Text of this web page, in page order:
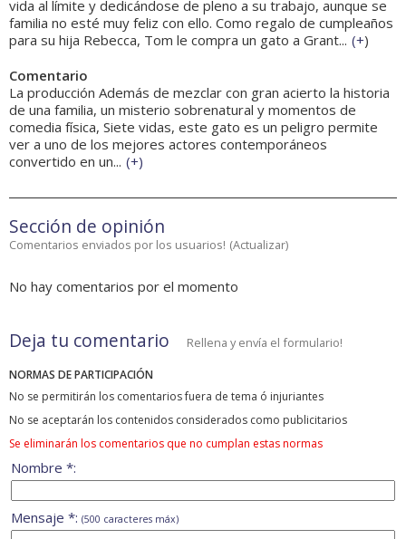
vida al límite y dedicándose de pleno a su trabajo, aunque se
familia no esté muy feliz con ello. Como regalo de cumpleaños
para su hija Rebecca, Tom le compra un gato a Grant... (+)
Comentario
La producción Además de mezclar con gran acierto la historia
de una familia, un misterio sobrenatural y momentos de
comedia física, Siete vidas, este gato es un peligro permite
ver a uno de los mejores actores contemporáneos
convertido en un... (+)
Sección de opinión
Comentarios enviados por los usuarios! (Actualizar)
No hay comentarios por el momento
Deja tu comentario Rellena y envía el formulario!
NORMAS DE PARTICIPACIÓN
No se permitirán los comentarios fuera de tema ó injuriantes
No se aceptarán los contenidos considerados como publicitarios
Se eliminarán los comentarios que no cumplan estas normas
Nombre *:
Mensaje *: (500 caracteres máx)